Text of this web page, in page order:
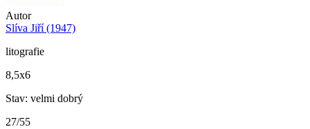
Autor
Slíva Jiří (1947)
litografie
8,5x6
Stav: velmi dobrý
27/55